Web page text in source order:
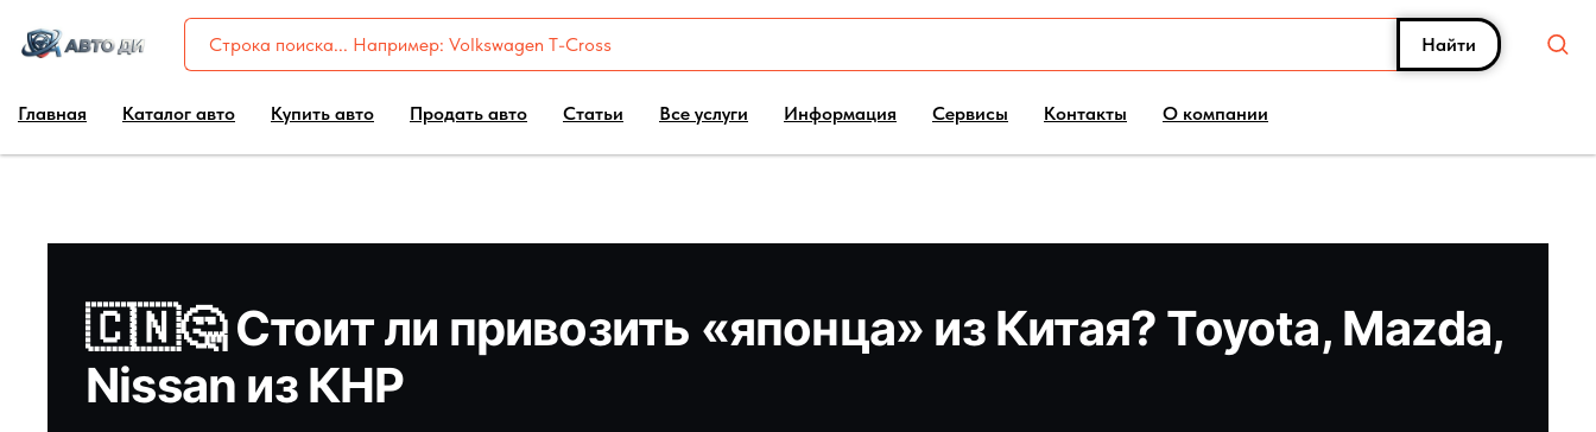
Найти
Главная Каталог авто Купить авто Продать авто Статьи Все услуги Информация Сервисы Контакты О компании
🇨🇳🤔 Стоит ли привозить «японца» из Китая? Toyota, Mazda,
Nissan из КНР